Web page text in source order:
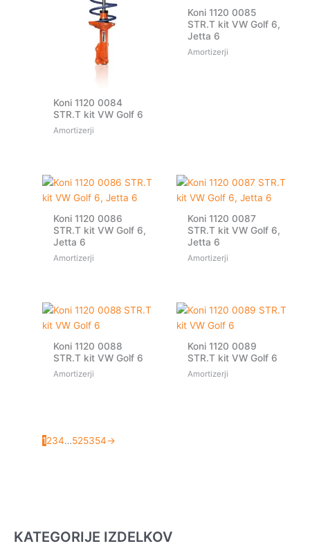
KATEGORIJE IZDELKOV
Koni 1120 0084
STR.T kit VW Golf 6
Amortizerji
Koni 1120 0085
STR.T kit VW Golf 6,
Jetta 6
Amortizerji
Koni 1120 0086
STR.T kit VW Golf 6,
Jetta 6
Amortizerji
Koni 1120 0087
STR.T kit VW Golf 6,
Jetta 6
Amortizerji
Koni 1120 0088
STR.T kit VW Golf 6
Amortizerji
Koni 1120 0089
STR.T kit VW Golf 6
Amortizerji
1234…525354→